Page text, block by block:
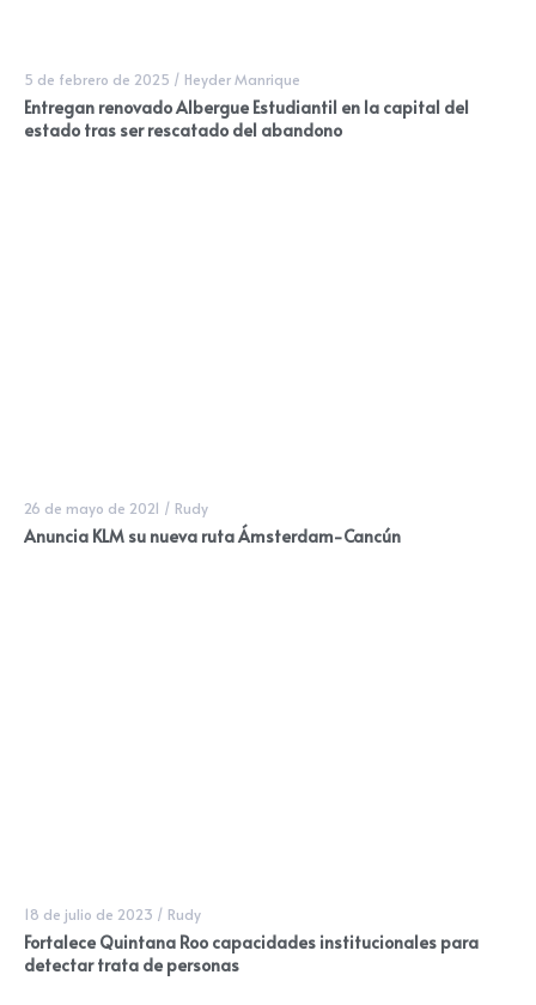
5 de febrero de 2025 / Heyder Manrique
Entregan renovado Albergue Estudiantil en la capital del
estado tras ser rescatado del abandono
26 de mayo de 2021 / Rudy
Anuncia KLM su nueva ruta Ámsterdam-Cancún
18 de julio de 2023 / Rudy
Fortalece Quintana Roo capacidades institucionales para
detectar trata de personas